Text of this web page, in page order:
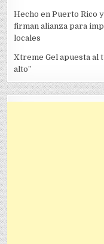
Hecho en Puerto Rico
firman alianza para
locales
Xtreme Gel apuesta al
alto”